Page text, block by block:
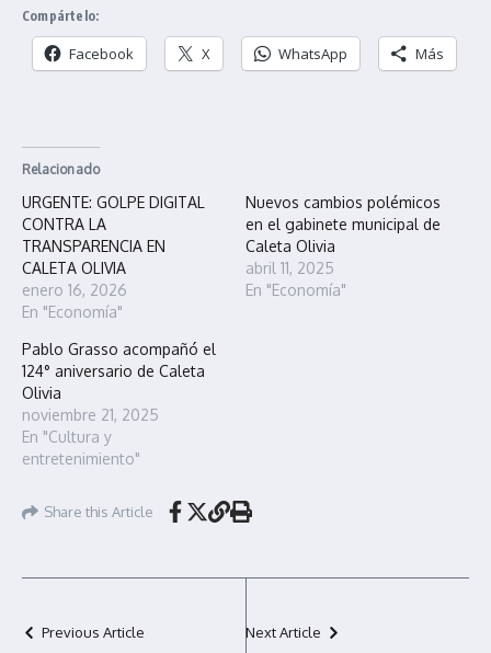
Compártelo:
Facebook X WhatsApp Más
Relacionado
URGENTE: GOLPE DIGITAL
CONTRA LA
TRANSPARENCIA EN
CALETA OLIVIA
enero 16, 2026
En "Economía"
Nuevos cambios polémicos
en el gabinete municipal de
Caleta Olivia
abril 11, 2025
En "Economía"
Pablo Grasso acompañó el
124° aniversario de Caleta
Olivia
noviembre 21, 2025
En "Cultura y
entretenimiento"
Share this Article
Previous Article Next Article